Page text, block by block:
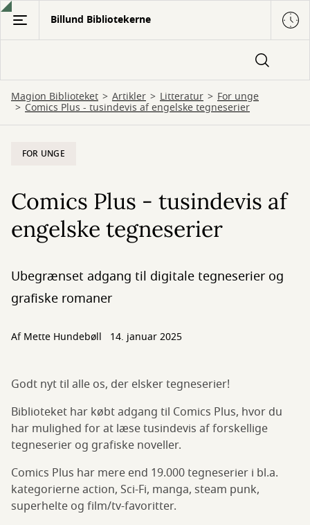
Gå
hovedindhold
Billund Bibliotekerne
Magion Biblioteket Artikler Litteratur For unge
Comics Plus - tusindevis af engelske tegneserier
FOR UNGE
Comics Plus - tusindevis af
engelske tegneserier
Ubegrænset adgang til digitale tegneserier og
grafiske romaner
AfMette Hundebøll 14. januar 2025
Godt nyt til alle os, der elsker tegneserier!
Biblioteket har købt adgang til Comics Plus, hvor du
har mulighed for at læse tusindevis af forskellige
tegneserier og grafiske noveller.
Comics Plus har mere end 19.000 tegneserier i bl.a.
kategorierne action, Sci-Fi, manga, steam punk,
superhelte og film/tv-favoritter.